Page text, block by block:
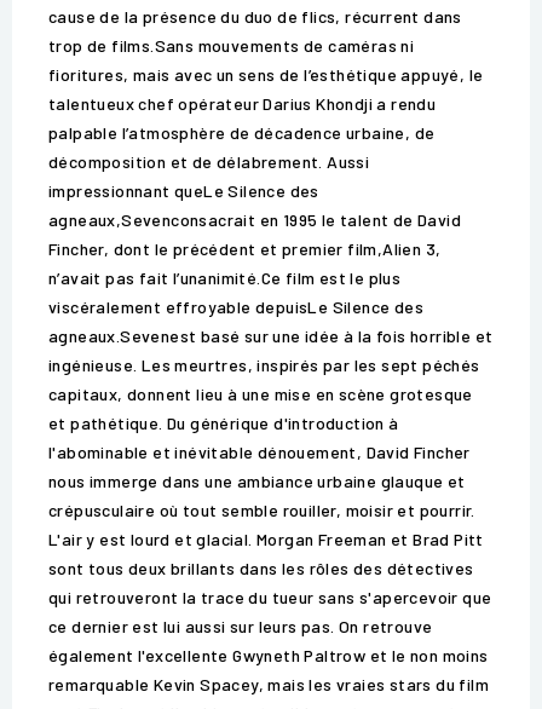
cause de la présence du duo de flics, récurrent dans
trop de films.Sans mouvements de caméras ni
fioritures, mais avec un sens de l’esthétique appuyé, le
talentueux chef opérateur Darius Khondji a rendu
palpable l’atmosphère de décadence urbaine, de
décomposition et de délabrement. Aussi
impressionnant queLe Silence des
agneaux,Sevenconsacrait en 1995 le talent de David
Fincher, dont le précédent et premier film,Alien 3,
n’avait pas fait l’unanimité.Ce film est le plus
viscéralement effroyable depuisLe Silence des
agneaux.Sevenest basé sur une idée à la fois horrible et
ingénieuse. Les meurtres, inspirés par les sept péchés
capitaux, donnent lieu à une mise en scène grotesque
et pathétique. Du générique d'introduction à
l'abominable et inévitable dénouement, David Fincher
nous immerge dans une ambiance urbaine glauque et
crépusculaire où tout semble rouiller, moisir et pourrir.
L'air y est lourd et glacial. Morgan Freeman et Brad Pitt
sont tous deux brillants dans les rôles des détectives
qui retrouveront la trace du tueur sans s'apercevoir que
ce dernier est lui aussi sur leurs pas. On retrouve
également l'excellente Gwyneth Paltrow et le non moins
remarquable Kevin Spacey, mais les vraies stars du film